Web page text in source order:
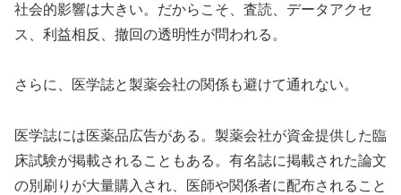
社会的影響は大きい。だからこそ、査読、データアクセ
ス、利益相反、撤回の透明性が問われる。
さらに、医学誌と製薬会社の関係も避けて通れない。
医学誌には医薬品広告がある。製薬会社が資金提供した臨
床試験が掲載されることもある。有名誌に掲載された論文
の別刷りが大量購入され、医師や関係者に配布されること